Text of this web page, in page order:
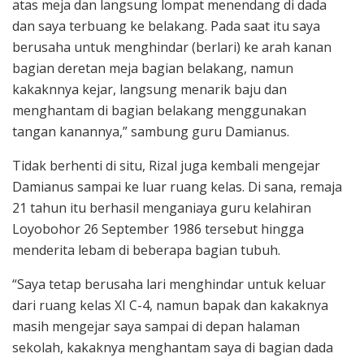
atas meja dan langsung lompat menendang di dada
dan saya terbuang ke belakang. Pada saat itu saya
berusaha untuk menghindar (berlari) ke arah kanan
bagian deretan meja bagian belakang, namun
kakaknnya kejar, langsung menarik baju dan
menghantam di bagian belakang menggunakan
tangan kanannya,” sambung guru Damianus.
Tidak berhenti di situ, Rizal juga kembali mengejar
Damianus sampai ke luar ruang kelas. Di sana, remaja
21 tahun itu berhasil menganiaya guru kelahiran
Loyobohor 26 September 1986 tersebut hingga
menderita lebam di beberapa bagian tubuh.
“Saya tetap berusaha lari menghindar untuk keluar
dari ruang kelas XI C-4, namun bapak dan kakaknya
masih mengejar saya sampai di depan halaman
sekolah, kakaknya menghantam saya di bagian dada